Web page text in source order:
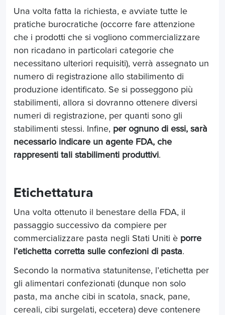
Una volta fatta la richiesta, e avviate tutte le
pratiche burocratiche (occorre fare attenzione
che i prodotti che si vogliono commercializzare
non ricadano in particolari categorie che
necessitano ulteriori requisiti), verrà assegnato un
numero di registrazione allo stabilimento di
produzione identificato. Se si posseggono più
stabilimenti, allora si dovranno ottenere diversi
numeri di registrazione, per quanti sono gli
stabilimenti stessi. Infine, per ognuno di essi, sarà
necessario indicare un agente FDA, che
rappresenti tali stabilimenti produttivi.
Etichettatura
Una volta ottenuto il benestare della FDA, il
passaggio successivo da compiere per
commercializzare pasta negli Stati Uniti è porre
l’etichetta corretta sulle confezioni di pasta.
Secondo la normativa statunitense, l’etichetta per
gli alimentari confezionati (dunque non solo
pasta, ma anche cibi in scatola, snack, pane,
cereali, cibi surgelati, eccetera) deve contenere